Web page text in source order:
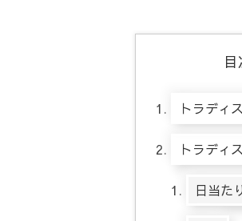
トラディ
トラディ
日当た